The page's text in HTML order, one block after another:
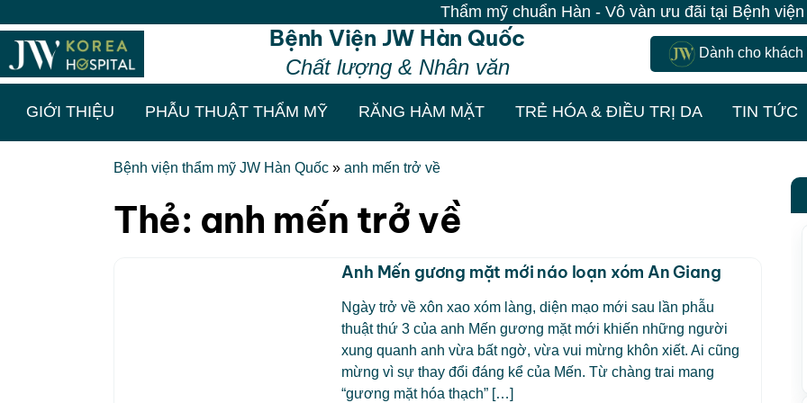
Thẩm mỹ chuẩn Hàn - Vô vàn ưu đãi tại Bệnh viện
Bệnh Viện JW Hàn Quốc
Chất lượng & Nhân văn
Dành cho khách
GIỚI THIỆU PHẪU THUẬT THẨM MỸ RĂNG HÀM MẶT TRẺ HÓA & ĐIỀU TRỊ DA TIN TỨC
Bệnh viện thẩm mỹ JW Hàn Quốc » anh mến trở về
Thẻ: anh mến trở về
Anh Mến gương mặt mới náo loạn xóm An Giang
Ngày trở về xôn xao xóm làng, diện mạo mới sau lần phẫu
thuật thứ 3 của anh Mến gương mặt mới khiến những người
xung quanh anh vừa bất ngờ, vừa vui mừng khôn xiết. Ai cũng
mừng vì sự thay đổi đáng kể của Mến. Từ chàng trai mang
“gương mặt hóa thạch” […]